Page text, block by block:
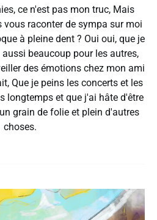
ce n'est pas mon truc, Mais
vous raconter de sympa sur moi
à pleine dent ? Oui oui, que je
beaucoup pour les autres,
des émotions chez mon ami
Que je peins les concerts et les
longtemps et que j'ai hâte d'être
grain de folie et plein d'autres
choses.